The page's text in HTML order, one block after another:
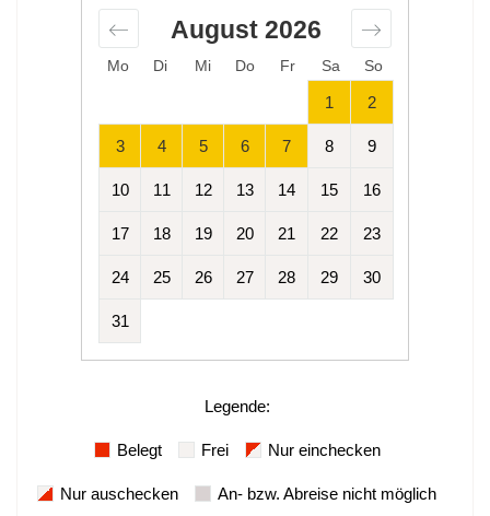
Mo Di Mi Do Fr Sa So
August 2026
1 2
3 4 5 6 7 8 9
10 11 12 13 14 15 16
17 18 19 20 21 22 23
24 25 26 27 28 29 30
31
Legende:
Belegt Frei Nur einchecken
Nur auschecken An- bzw. Abreise nicht möglich